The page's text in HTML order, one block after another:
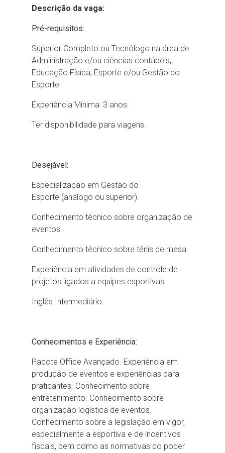
Descrição da vaga:
Pré-requisitos:
Superior Completo ou Tecnólogo na área de
Administração e/ou ciências contábeis,
Educação Física, Esporte e/ou Gestão do
Esporte.
Experiência Mínima: 3 anos.
Ter disponibilidade para viagens.
Desejável:
Especialização em Gestão do
Esporte (análogo ou superior).
Conhecimento técnico sobre organização de
eventos.
Conhecimento técnico sobre tênis de mesa.
Experiência em atividades de controle de
projetos ligados a equipes esportivas
Inglês Intermediário.
Conhecimentos e Experiência:
Pacote Office Avançado. Experiência em
produção de eventos e experiências para
praticantes. Conhecimento sobre
entretenimento. Conhecimento sobre
organização logística de eventos.
Conhecimento sobre a legislação em vigor,
especialmente a esportiva e de incentivos
fiscais, bem como as normativas do poder